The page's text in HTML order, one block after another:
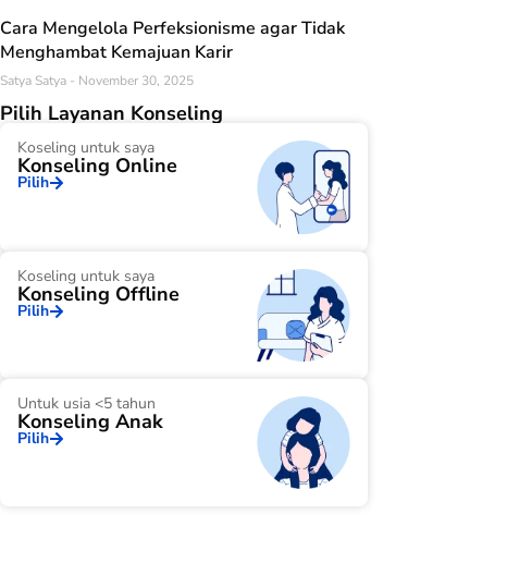
Cara Mengelola Perfeksionisme agar Tidak
Menghambat Kemajuan Karir
Satya Satya November 30, 2025
Pilih Layanan Konseling
Koseling untuk saya
Konseling Online
Pilih
Koseling untuk saya
Konseling Offline
Pilih
Untuk usia <5 tahun
Konseling Anak
Pilih